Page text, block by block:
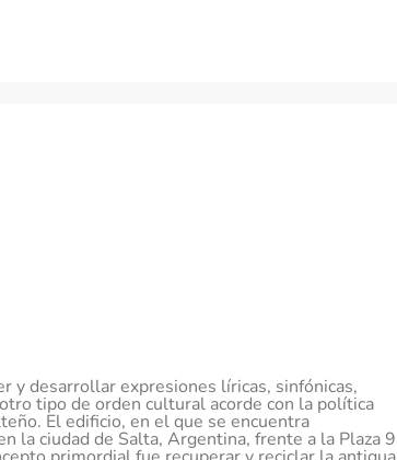
y desarrollar expresiones líricas, sinfónicas,
tipo de orden cultural acorde con la política
El edificio, en el que se encuentra
la ciudad de Salta, Argentina, frente a la Plaza 9